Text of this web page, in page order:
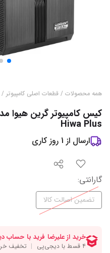
همه محصولات / قطعات اصلی کامپیوتر /
Hiwa Plus
ارسال از 1 روز کاری
گارانتی:
تضمین اصالت کالا